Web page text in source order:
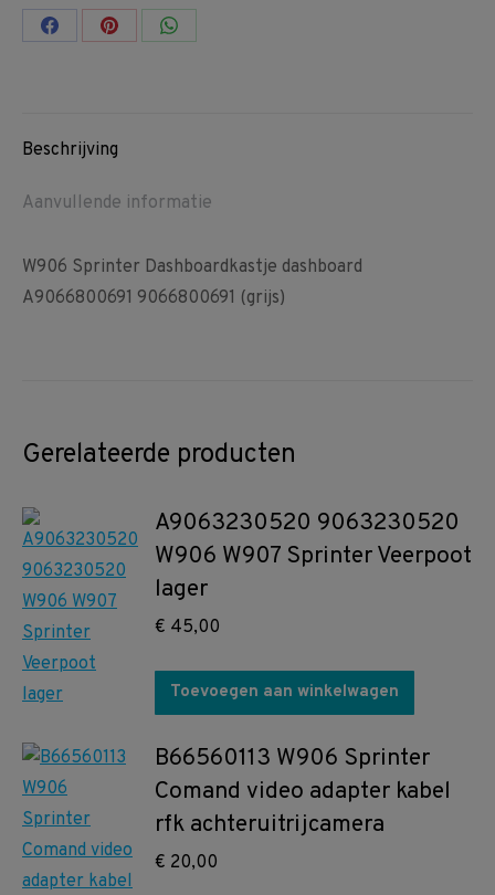
Share Share Share
Beschrijving
Aanvullende informatie
W906 Sprinter Dashboardkastje dashboard
A9066800691 9066800691 (grijs)
Gerelateerde producten
A9063230520 9063230520
W906 W907 Sprinter Veerpoot
lager
€ 45,00
Toevoegen aan winkelwagen
B66560113 W906 Sprinter
Comand video adapter kabel
rfk achteruitrijcamera
€ 20,00